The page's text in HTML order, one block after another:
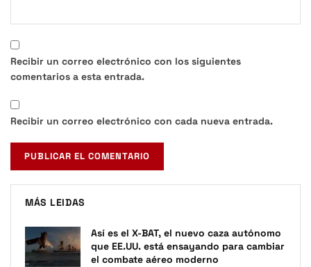
Recibir un correo electrónico con los siguientes
comentarios a esta entrada.
Recibir un correo electrónico con cada nueva entrada.
MÁS LEIDAS
Así es el X-BAT, el nuevo caza autónomo
que EE.UU. está ensayando para cambiar
el combate aéreo moderno